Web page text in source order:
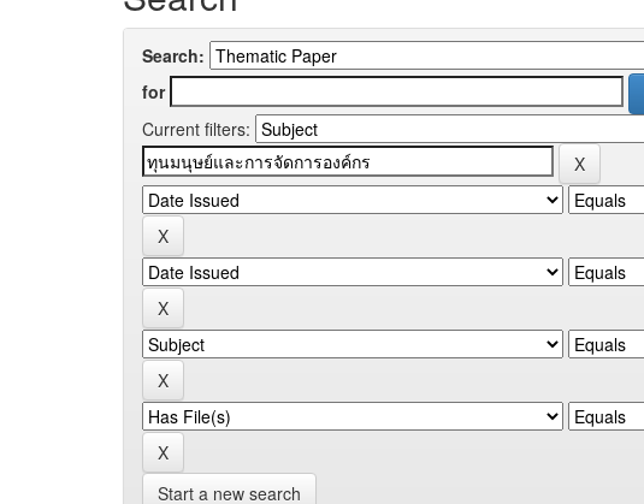
Search:
for
Current filters:
Start a new search